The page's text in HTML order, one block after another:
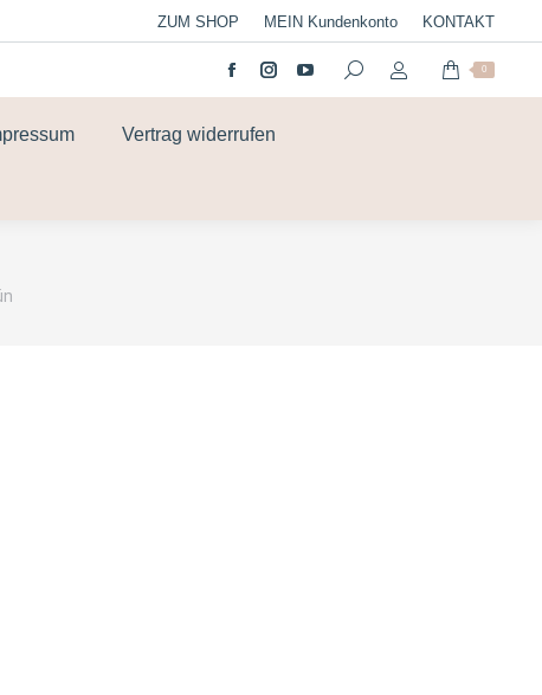
ZUM SHOP MEIN Kundenkonto KONTAKT
0
Vertrag widerrufen